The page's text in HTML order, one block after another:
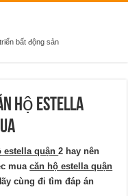
hộ estella
estella quận2 hay nên
muacăn hộ estella quận
cùng đi tìm đáp án